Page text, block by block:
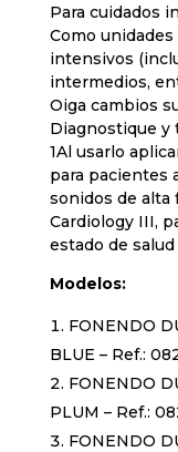
Para cuidados
Como
intensivos
intermedios,
Oiga cambios
Diagnostique y
1Al usarlo
para pacientes
sonidos de alta
Cardiology III,
estado de
Modelos:
FONENDO
BLUE – Ref.:
FONENDO
PLUM – Ref.:
FONENDO